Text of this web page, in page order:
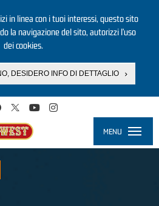
in linea con i tuoi interessi, questo sito
la navigazione del sito, autorizzi l’uso
dei cookies.
DESIDERO INFO DI DETTAGLIO
MENU